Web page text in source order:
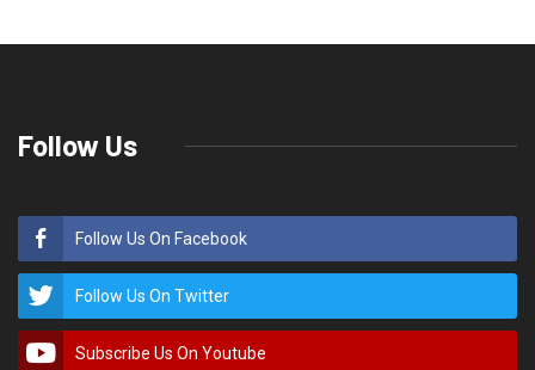
Follow Us
Follow Us On Facebook
Follow Us On Twitter
Subscribe Us On Youtube